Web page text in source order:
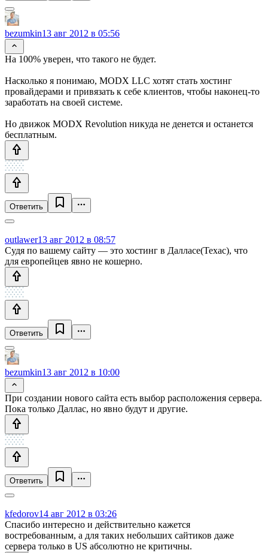
bezumkin13 авг 2012 в 05:56
На 100% уверен, что такого не будет.
Насколько я понимаю, MODX LLC хотят стать хостинг
провайдерами и привязать к себе клиентов, чтобы наконец-то
заработать на своей системе.
Но движок MODX Revolution никуда не денется и останется
бесплатным.
Ответить
outlawer13 авг 2012 в 08:57
Судя по вашему сайту — это хостинг в Далласе(Техас), что
для европейцев явно не кошерно.
Ответить
bezumkin13 авг 2012 в 10:00
При создании нового сайта есть выбор расположения сервера.
Пока только Даллас, но явно будут и другие.
Ответить
kfedorov14 авг 2012 в 03:26
Спасибо интересно и действительно кажется
востребованным, а для таких небольших сайтиков даже
сервера только в US абсолютно не критичны.